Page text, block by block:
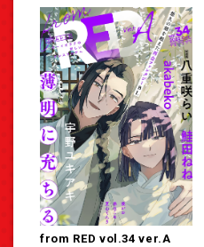
from RED vol.34 ver.A